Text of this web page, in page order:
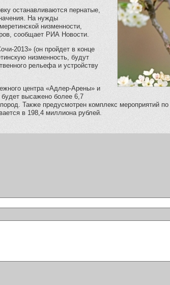
останавливаются пернатые,
На нужды
низменности,
сообщает РИА Новости.
2013» (он пройдет в конце
низменность, будут
рельефа и устройству
центра «Адлер-Арены» и
высажено более 6,7
Также предусмотрен комплекс мероприятий
в 198,4 миллиона рублей.